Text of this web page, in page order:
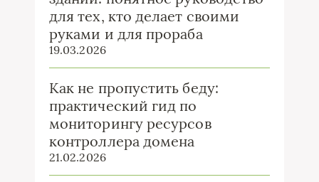
для тех, кто делает своими
руками и для прораба
19.03.2026
Как не пропустить беду:
практический гид по
мониторингу ресурсов
контроллера домена
21.02.2026